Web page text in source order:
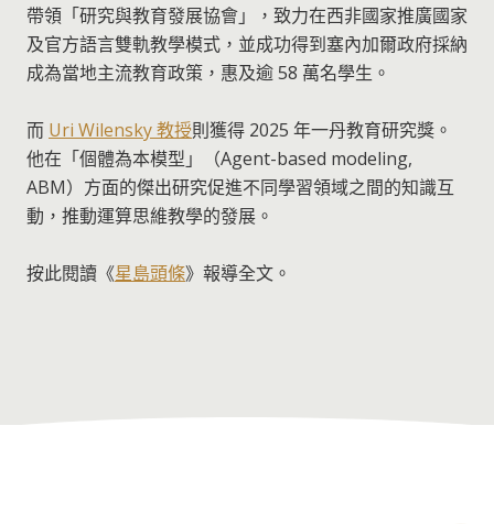
帶領「研究與教育發展協會」，致力在西非國家推廣國家
及官方語言雙軌教學模式，並成功得到塞內加爾政府採納
成為當地主流教育政策，惠及逾 58 萬名學生。
而 Uri Wilensky 教授則獲得 2025 年一丹教育研究獎。
他在「個體為本模型」（Agent-based modeling,
ABM）方面的傑出研究促進不同學習領域之間的知識互
動，推動運算思維教學的發展。
按此閱讀《星島頭條》報導全文。